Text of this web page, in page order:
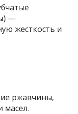
—
жесткость и
ржавчины,
масел.